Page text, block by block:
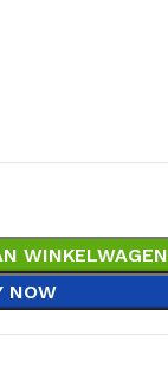
WINKELWAGEN
NOW